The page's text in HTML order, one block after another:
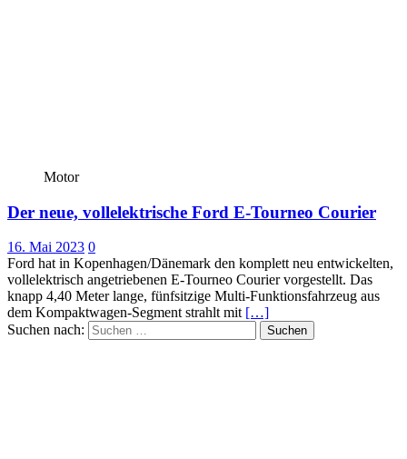
Motor
Der neue, vollelektrische Ford E-Tourneo Courier
16. Mai 2023 0
Ford hat in Kopenhagen/Dänemark den komplett neu entwickelten,
vollelektrisch angetriebenen E-Tourneo Courier vorgestellt. Das
knapp 4,40 Meter lange, fünfsitzige Multi-Funktionsfahrzeug aus
dem Kompaktwagen-Segment strahlt mit […]
Suchen nach: